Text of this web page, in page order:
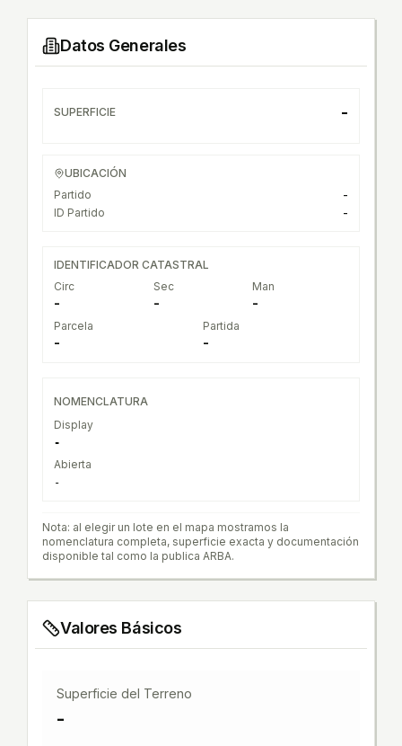
Datos Generales
SUPERFICIE -
UBICACIÓN
Partido
-
ID Partido
-
IDENTIFICADOR CATASTRAL
Circ
-
Sec
-
Man
-
Parcela
-
Partida
-
NOMENCLATURA
Display
-
Abierta
-
Nota: al elegir un lote en el mapa mostramos la
nomenclatura completa, superficie exacta y documentación
disponible tal como la publica ARBA.
Valores Básicos
Superficie del Terreno
-